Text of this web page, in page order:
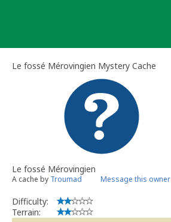
Le fossé Mérovingien Mystery Cache
Le fossé Mérovingien
A cache by Troumad Message this owner
Difficulty:
Terrain: